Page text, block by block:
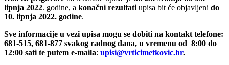
lipnja 2022. godine, a konačni rezultatiupisa bit će objavljeni do
10. lipnja 2022. godine.
Sve informacije u vezi upisa mogu se dobiti na kontakt telefone:
681-515, 681-877 svakog radnog dana, u vremenu od 8:00 do
12:00 sati te putem e-maila: upisi@vrticimetkovic.hr.